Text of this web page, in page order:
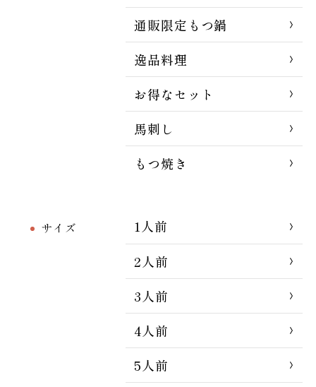
通販限定もつ鍋
逸品料理
お得なセット
馬刺し
もつ焼き
サイズ
1人前
2人前
3人前
4人前
5人前